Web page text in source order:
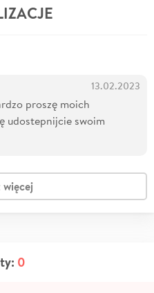
13.02.2023
proszę moich
udostepnijcie swoim
więcej
0